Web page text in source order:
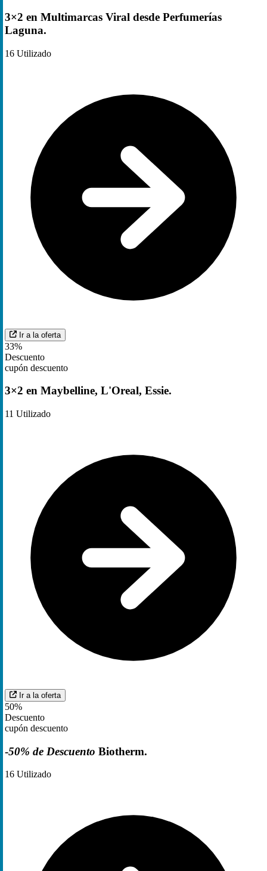
3×2 en Multimarcas Viral desde Perfumerías
Laguna.
16 Utilizado
Ir a la oferta
33%
Descuento
cupón descuento
3×2 en Maybelline, L'Oreal, Essie.
11 Utilizado
Ir a la oferta
50%
Descuento
cupón descuento
-50% de Descuento Biotherm.
16 Utilizado